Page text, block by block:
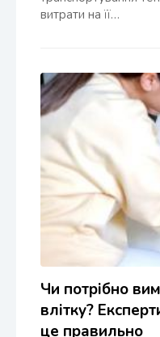
витрати на її…
Чи потрібно
влітку?
це правильно